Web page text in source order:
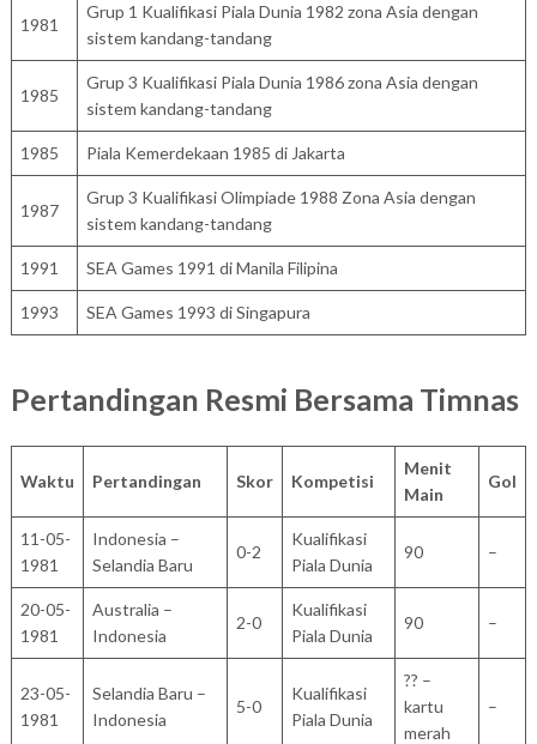
1981
Grup 1 Kualifikasi Piala Dunia 1982 zona Asia dengan
sistem kandang-tandang
1985
Grup 3 Kualifikasi Piala Dunia 1986 zona Asia dengan
sistem kandang-tandang
1985 Piala Kemerdekaan 1985 di Jakarta
1987
Grup 3 Kualifikasi Olimpiade 1988 Zona Asia dengan
sistem kandang-tandang
1991 SEA Games 1991 di Manila Filipina
1993 SEA Games 1993 di Singapura
Pertandingan Resmi Bersama Timnas
Waktu Pertandingan Skor Kompetisi
Menit
Main
Gol
11-05-
1981
Indonesia –
Selandia Baru
0-2
Kualifikasi
Piala Dunia
90 –
20-05-
1981
Australia –
Indonesia
2-0
Kualifikasi
Piala Dunia
90 –
23-05-
1981
Selandia Baru –
Indonesia
5-0
Kualifikasi
Piala Dunia
?? –
kartu
merah
–